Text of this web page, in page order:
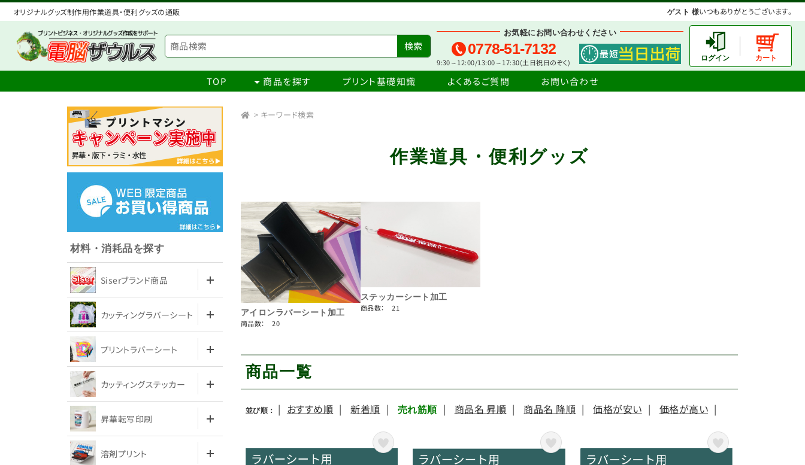
オリジナルグッズ制作用作業道具・便利グッズの通販 ゲスト 様いつもありがとうございます。
お気軽にお問い合わせください
0778-51-7132
9:30～12:00/13:00～17:30(土日祝日のぞく)
TOP 商品を探す プリント基礎知識 よくあるご質問 お問い合わせ
> キーワード検索
作業道具・便利グッズ
アイロンラバーシート加工
商品数： 20
ステッカーシート加工
商品数： 21
商品一覧
並び順： | おすすめ順 | 新着順 | 売れ筋順 | 商品名 昇順 | 商品名 降順 | 価格が安い | 価格が高い |
材料・消耗品を探す
Siserブランド商品
カッティングラバーシート
プリントラバーシート
カッティングステッカー
昇華転写印刷
溶剤プリント